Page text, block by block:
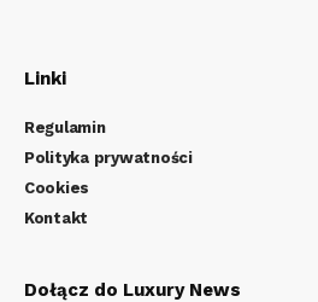
Linki
Regulamin
Polityka prywatności
Cookies
Kontakt
Dołącz do Luxury News